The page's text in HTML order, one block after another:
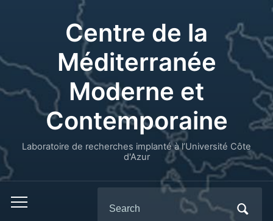
Centre de la
Méditerranée
Moderne et
Contemporaine
Laboratoire de recherches implanté à l’Université Côte
d'Azur
for: